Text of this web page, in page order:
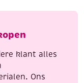
aantal
klant alles
Ons